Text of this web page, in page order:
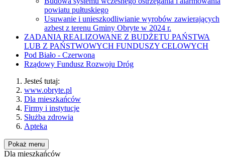
powiatu pułtuskiego
Usuwanie i unieszkodliwianie wyrobów zawierających
azbest z terenu Gminy Obryte w 2024 r.
ZADANIA REALIZOWANE Z BUDŻETU PAŃSTWA
LUB Z PAŃSTWOWYCH FUNDUSZY CELOWYCH
Pod Biało - Czerwoną
Rządowy Fundusz Rozwoju Dróg
Jesteś tutaj:
www.obryte.pl
Dla mieszkańców
Firmy i instytucje
Służba zdrowia
Apteka
Pokaż menu
Dla mieszkańców